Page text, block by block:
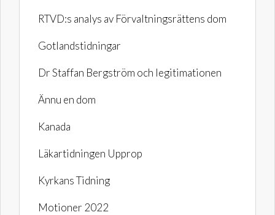
RTVD:s analys av Förvaltningsrättens dom
Gotlandstidningar
Dr Staffan Bergström och legitimationen
Ännu en dom
Kanada
Läkartidningen Upprop
Kyrkans Tidning
Motioner 2022